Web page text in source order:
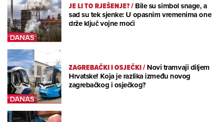
JE LI TO RJEŠENJE?/Bile su simbol snage, a
sad su tek sjenke: U opasnim vremenima one
drže ključ vojne moći
ZAGREBAČKI I OSJEČKI/Novi tramvaji diljem
Hrvatske! Koja je razlika između novog
zagrebačkog i osječkog?